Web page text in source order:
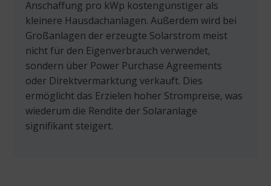
Anschaffung pro kWp kostengünstiger als
kleinere Hausdachanlagen. Außerdem wird bei
Großanlagen der erzeugte Solarstrom meist
nicht für den Eigenverbrauch verwendet,
sondern über Power Purchase Agreements
oder Direktvermarktung verkauft. Dies
ermöglicht das Erzielen hoher Strompreise, was
wiederum die Rendite der Solaranlage
signifikant steigert.